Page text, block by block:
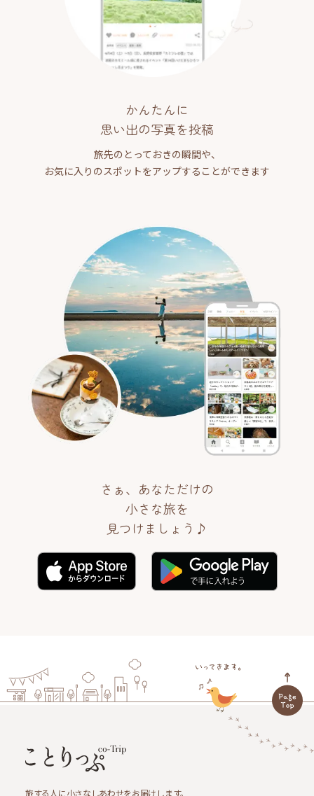
かんたんに
思い出の写真を投稿
旅先のとっておきの瞬間や、
お気に入りのスポットをアップすることができます
さぁ、あなただけの
小さな旅を
見つけましょう♪
旅する人に小さなしあわせをお届けします。